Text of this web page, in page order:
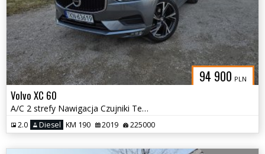
94 900 PLN
Volvo XC 60
A/C 2 strefy Nawigacja Czujniki Tempomat Alu 20
2.0 Diesel KM 190 2019 225000